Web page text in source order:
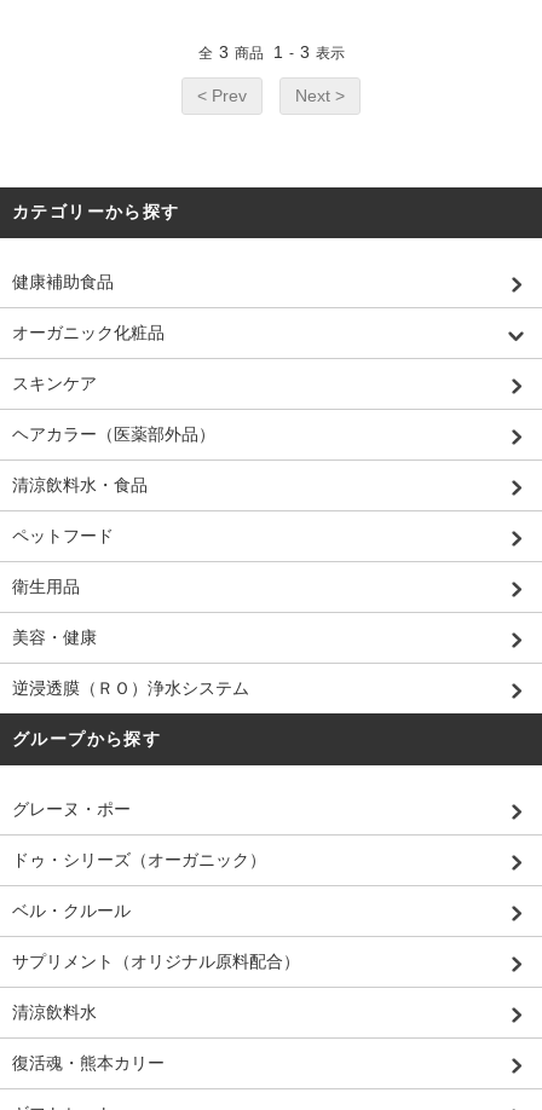
全 3 商品 1 - 3 表示
< Prev Next >
カテゴリーから探す
健康補助食品
オーガニック化粧品
スキンケア
ヘアカラー（医薬部外品）
清涼飲料水・食品
ペットフード
衛生用品
美容・健康
逆浸透膜（ＲＯ）浄水システム
グループから探す
グレーヌ・ポー
ドゥ・シリーズ（オーガニック）
ベル・クルール
サプリメント（オリジナル原料配合）
清涼飲料水
復活魂・熊本カリー